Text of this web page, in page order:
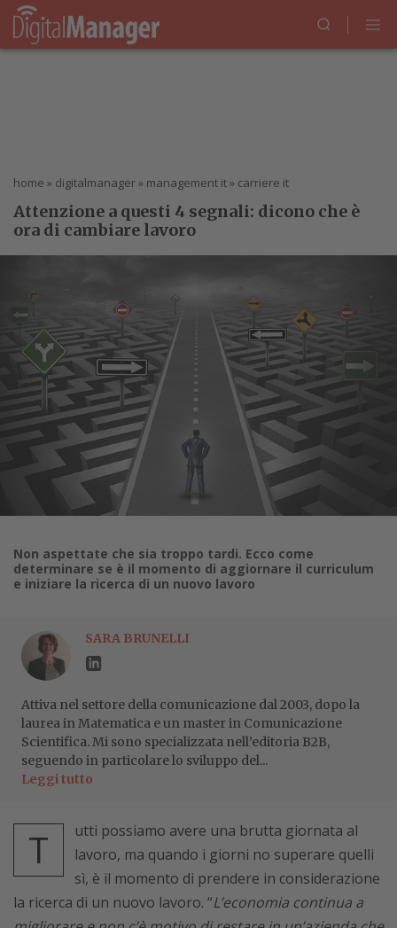
home » digitalmanager» management it» carriere it
Attenzione a questi 4 segnali: dicono che è
ora di cambiare lavoro
Non aspettate che sia troppo tardi. Ecco come
determinare se è il momento di aggiornare il curriculum
e iniziare la ricerca di un nuovo lavoro
SARA BRUNELLI
Attiva nel settore della comunicazione dal 2003, dopo la
laurea in Matematica e un master in Comunicazione
Scientifica. Mi sono specializzata nell’editoria B2B,
seguendo in particolare lo sviluppo del...
Leggi tutto
T
utti possiamo avere una brutta giornata al
lavoro, ma quando i giorni no superare quelli
sì, è il momento di prendere in considerazione
la ricerca di un nuovo lavoro. “L’economia continua a